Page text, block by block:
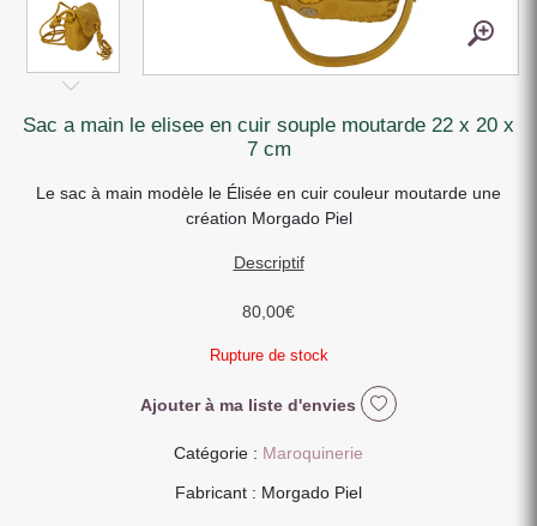
sac a main le elisee en cuir souple moutarde 22 x 20 x
7 cm
Le sac à main modèle le Élisée en cuir couleur moutarde une
création Morgado Piel
Descriptif
80,00€
Rupture de stock
Ajouter à ma liste d'envies
Catégorie : Maroquinerie
Fabricant : Morgado Piel